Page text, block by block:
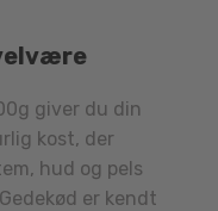
giver du din
kost, der
hud og pels
er kendt